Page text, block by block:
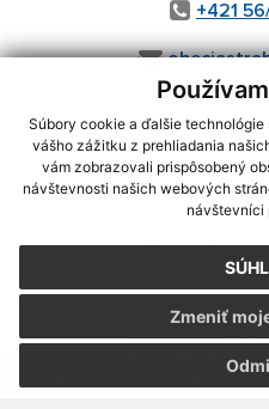
Súbory cookie a ďalšie
vášho zážitku z prehliadania
vám zobrazovali prispôsobený
návštevnosti našich webových
návštevníci
Zmeniť
+421
využite možnosť získavania
CMS systém (redakčný) systém
webex.digital,
Posledná
Vytlačiť stránku|